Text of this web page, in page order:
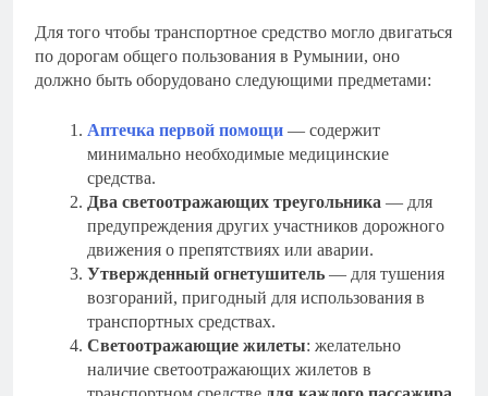
Для того чтобы транспортное средство могло двигаться
по дорогам общего пользования в Румынии, оно
должно быть оборудовано следующими предметами:
Аптечка первой помощи — содержит
минимально необходимые медицинские
средства.
Два светоотражающих треугольника — для
предупреждения других участников дорожного
движения о препятствиях или аварии.
Утвержденный огнетушитель — для тушения
возгораний, пригодный для использования в
транспортных средствах.
Светоотражающие жилеты: желательно
наличие светоотражающих жилетов в